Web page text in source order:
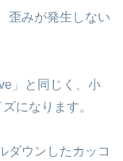
歪みが発生しない
」と同じく、小
になります。
ダウンしたカッコ